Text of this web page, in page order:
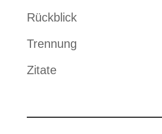
Rückblick
Trennung
Zitate